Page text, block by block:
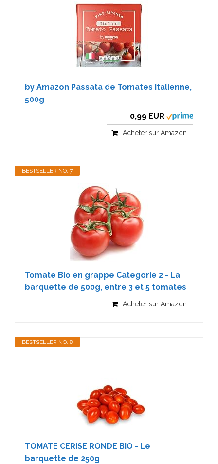
by Amazon Passata de Tomates Italienne,
500g
0,99 EUR
Acheter sur Amazon
BESTSELLER NO. 7
Tomate Bio en grappe Categorie 2 - La
barquette de 500g, entre 3 et 5 tomates
Acheter sur Amazon
BESTSELLER NO. 8
TOMATE CERISE RONDE BIO - Le
barquette de 250g